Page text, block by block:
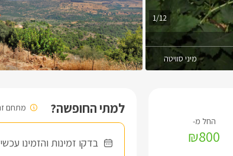
1/12
מיני סוויטה
למתי החופשה? מתחם
בדקו זמינות והזמינו ₪800